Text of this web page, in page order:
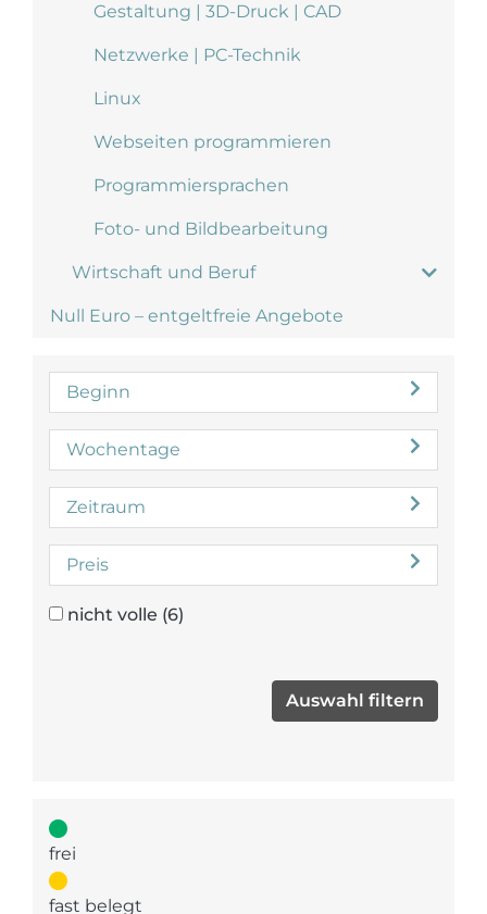
Gestaltung | 3D-Druck | CAD
Netzwerke | PC-Technik
Linux
Webseiten programmieren
Programmiersprachen
Foto- und Bildbearbeitung
Wirtschaft und Beruf
Null Euro – entgeltfreie Angebote
Beginn
Wochentage
Zeitraum
Preis
nicht volle (6)
frei
fast belegt